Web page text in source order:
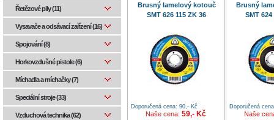
Brusný lamelový kotouč
SMT 626 115 ZK 36
Doporučená cena: 90,- Kč
Naše cena:59,- Kč
Brusný
SMT 624
Doporučená
Naše
Řetězové pily (11)
Vysavače a odsávací zařízení (16)
Spojování (8)
Horkovzdušné pistole (6)
Míchadla a míchačky (7)
Speciální stroje (33)
Vzduchová technika (62)